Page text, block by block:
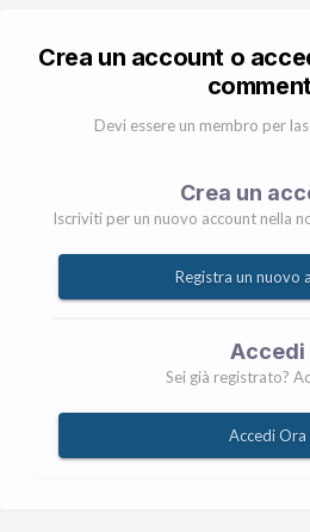
Crea un account o
Devi essere un membro per
Crea un
Iscriviti per un nuovo account nella
Registra un nuovo
Accedi
Sei già registrato?
Accedi Ora